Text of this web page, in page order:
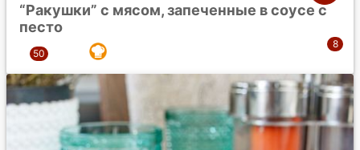
“Ракушки” с мясом, запеченные в соусе с
песто